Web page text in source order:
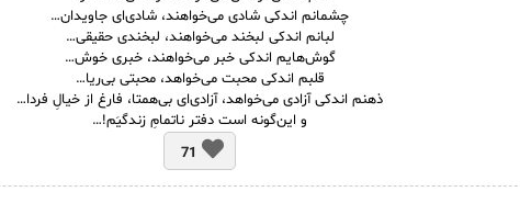
چشمانم اندکی شادی می‌خواهند، شادی‌ای جاویدان…
لبانم اندکی لبخند می‌خواهند، لبخندی حقیقی…
گوش‌هایم اندکی خبر می‌خواهند، خبری خوش…
قلبم اندکی محبت می‌خواهد، محبتی بی‌ریا…
ذهنم اندکی آزادی می‌خواهد، آزادی‌ای بی‌همتا، فارغ از خیالِ فردا…
و این‌گونه است دفتر ناتمامِ زندگیَم!…
71